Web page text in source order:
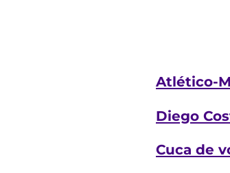
Atlético-
Diego
Cuca de